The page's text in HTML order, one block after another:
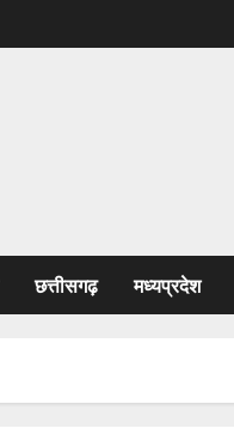
छत्तीसगढ़ मध्यप्रदेश